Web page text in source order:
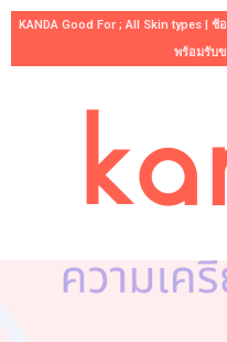
KANDA Good For ; All Skin types | ช้
พร้อมรับ